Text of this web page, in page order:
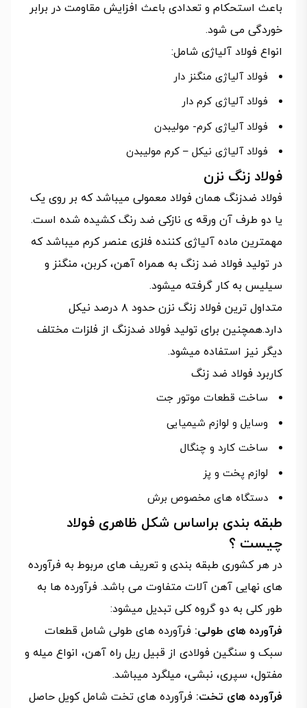
باعث استحکام و تعدادی باعث افزایش مقاومت در برابر
خوردگی می شود.
انواع فولاد آلیاژی شامل:
فولاد آلیاژی منگنز دار
فولاد آلیاژی کرم دار
فولاد آلیاژی کرم- مولیبدن
فولاد آلیاژی نیکل – کرم مولیبدن
فولاد زنگ نزن
فولاد ضدزنگ همان فولاد معمولی میباشد که بر روی یک
یا دو طرف آن ورقه ی نازکی ضد رنگ کشیده شده است.
مهمترین ماده آلیاژی کننده فلزی عنصر کرم میباشد که
در تولید فولاد ضد زنگ به همراه آهن، کربن، منگنز و
سیلیس به کار گرفته میشود.
متداول ترین فولاد زنگ نزن حدود ۸ درصد نیکل
دارد.همچنین برای تولید فولاد ضدزنگ از فلزات مختلف
دیگر نیز استفاده میشود.
کاربرد فولاد ضد زنگ
ساخت قطعات موتور جت
وسایل و لوازم شیمیایی
ساخت کارد و چنگال
لوازم پخت و پز
دستگاه های مخصوص برش
طبقه بندی براساس شکل ظاهری فولاد
چیست ؟
در هر کشوری طبقه بندی و تعریف های مربوط به فرآورده
های نهایی آهن آلات متفاوت می باشد. فرآورده ها به
طور کلی به دو گروه کلی تبدیل میشود:
فرآورده های طولی: فرآورده های طولی شامل قطعات
سبک و سنگین فولادی از قبیل ریل راه آهن، انواع میله و
مفتول، سپری، نبشی، میلگرد میباشد.
فرآورده های تخت: فرآورده های تخت شامل کویل حاصل